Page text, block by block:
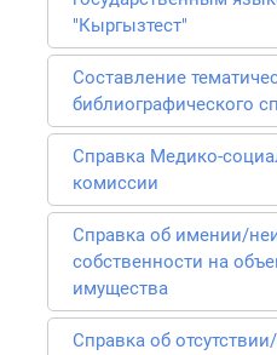
"Кыргызтест"
Составление
библиографического
Справка Медико-
комиссии
Справка об имении/
собственности на
имущества
Справка об